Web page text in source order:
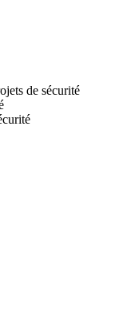
de sécurité